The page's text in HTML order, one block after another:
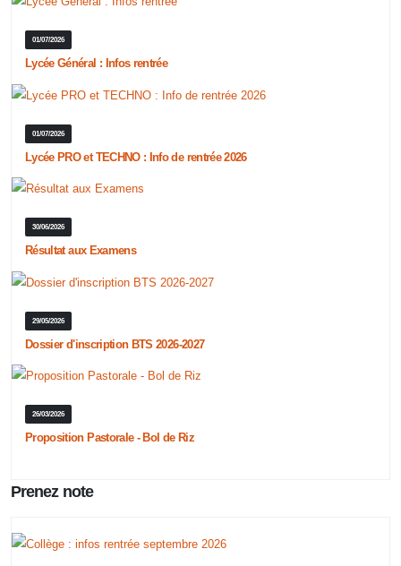
01/07/2026
Lycée Général : Infos rentrée
01/07/2026
Lycée PRO et TECHNO : Info de rentrée 2026
30/06/2026
Résultat aux Examens
29/05/2026
Dossier d'inscription BTS 2026-2027
26/03/2026
Proposition Pastorale - Bol de Riz
Prenez note